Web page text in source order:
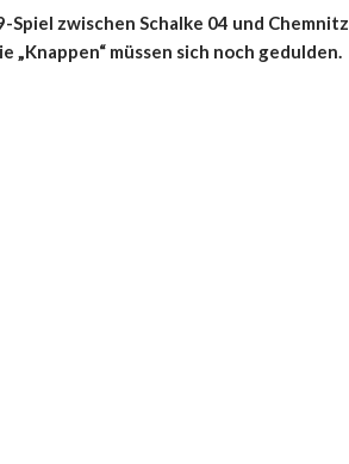
zwischen Schalke 04 und Chemnitz
müssen sich noch gedulden.